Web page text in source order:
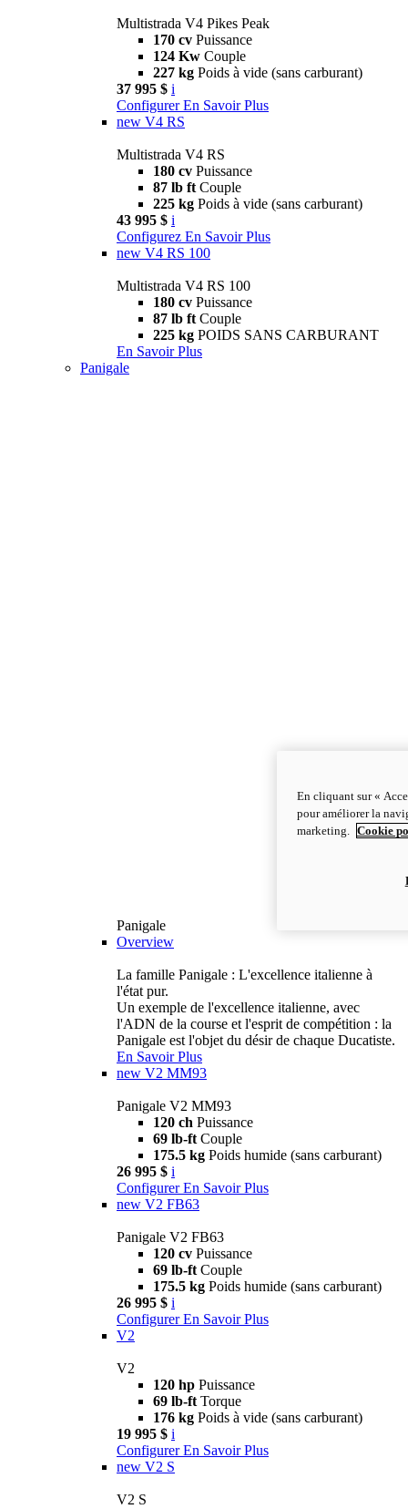
Multistrada V4 Pikes Peak
170 cv Puissance
124 Kw Couple
227 kg Poids à vide (sans carburant)
37 995 $ i
Configurer En Savoir Plus
new V4 RS
Multistrada V4 RS
180 cv Puissance
87 lb ft Couple
225 kg Poids à vide (sans carburant)
43 995 $ i
Configurez En Savoir Plus
new V4 RS 100
Multistrada V4 RS 100
180 cv Puissance
87 lb ft Couple
225 kg POIDS SANS CARBURANT
En Savoir Plus
Panigale
Panigale
Overview
La famille Panigale : L'excellence italienne à
l'état pur.
Un exemple de l'excellence italienne, avec
l'ADN de la course et l'esprit de compétition : la
Panigale est l'objet du désir de chaque Ducatiste.
En Savoir Plus
new V2 MM93
Panigale V2 MM93
120 ch Puissance
69 lb-ft Couple
175.5 kg Poids humide (sans carburant)
26 995 $ i
Configurer En Savoir Plus
new V2 FB63
Panigale V2 FB63
120 cv Puissance
69 lb-ft Couple
175.5 kg Poids humide (sans carburant)
26 995 $ i
Configurer En Savoir Plus
V2
V2
120 hp Puissance
69 lb-ft Torque
176 kg Poids à vide (sans carburant)
19 995 $ i
Configurer En Savoir Plus
new V2 S
V2 S
En cliquant sur «
pour améliorer la
marketing.
Cookie